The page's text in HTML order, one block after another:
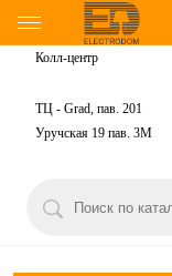
Колл-центр
ТЦ - Grad, пав. 201
Уручская 19 пав. 3М